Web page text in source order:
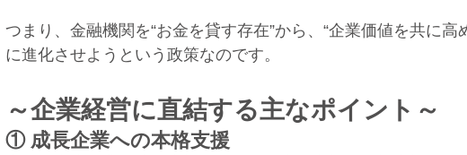
つまり、金融機関を“お金を貸す存在”から、“企業価値を共に高
に進化させようという政策なのです。
～企業経営に直結する主なポイント～
① 成長企業への本格支援